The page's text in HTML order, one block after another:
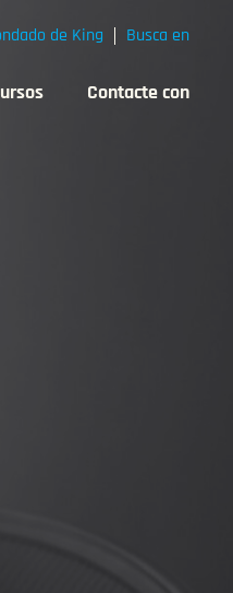
Contacte con
de King Busca en